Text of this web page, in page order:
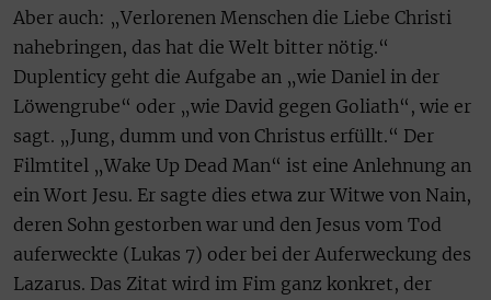
Aber auch: „Verlorenen Menschen die Liebe Christi
nahebringen, das hat die Welt bitter nötig.“
Duplenticy geht die Aufgabe an „wie Daniel in der
Löwengrube“ oder „wie David gegen Goliath“, wie er
sagt. „Jung, dumm und von Christus erfüllt.“ Der
Filmtitel „Wake Up Dead Man“ ist eine Anlehnung an
ein Wort Jesu. Er sagte dies etwa zur Witwe von Nain,
deren Sohn gestorben war und den Jesus vom Tod
auferweckte (Lukas 7) oder bei der Auferweckung des
Lazarus. Das Zitat wird im Fim ganz konkret, der